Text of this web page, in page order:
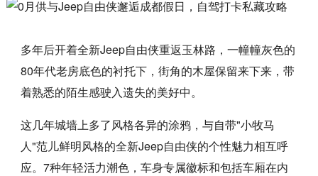
多年后开着全新Jeep自由侠重返玉林路，一幢幢灰色的
80年代老房底色的衬托下，街角的木屋保留来下来，带
着熟悉的陌生感驶入遗失的美好中。
这几年城墙上多了风格各异的涂鸦，与自带"小牧马
人"范儿鲜明风格的全新Jeep自由侠的个性魅力相互呼
应。7种年轻活力潮色，车身专属徽标和包括车厢在内